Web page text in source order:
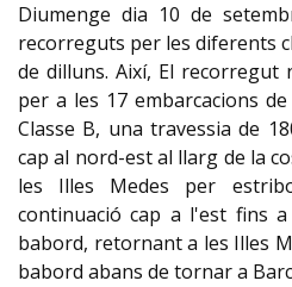
Diumenge dia 10 de
recorreguts per les diferents
de dilluns. Així, El recorregut
per a les 17 embarcacions
Classe B, una travessia de
cap al nord-est al llarg de la
les Illes Medes per
continuació cap a l'est fins
babord, retornant a les Illes
babord abans de tornar a